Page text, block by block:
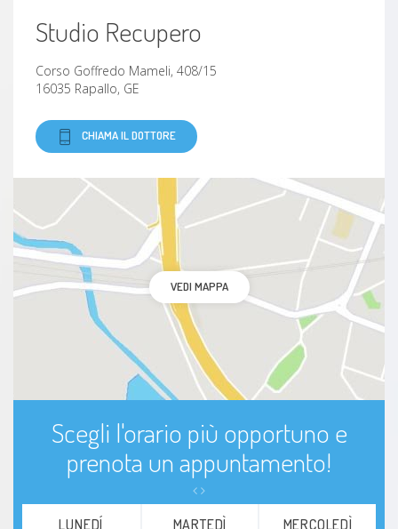
Studio Recupero
Corso Goffredo Mameli, 408/15
16035 Rapallo, GE
CHIAMA IL DOTTORE
VEDI MAPPA
Scegli l'orario più opportuno e
prenota un appuntamento!
LUNEDÍ MARTEDÌ MERCOLEDÌ